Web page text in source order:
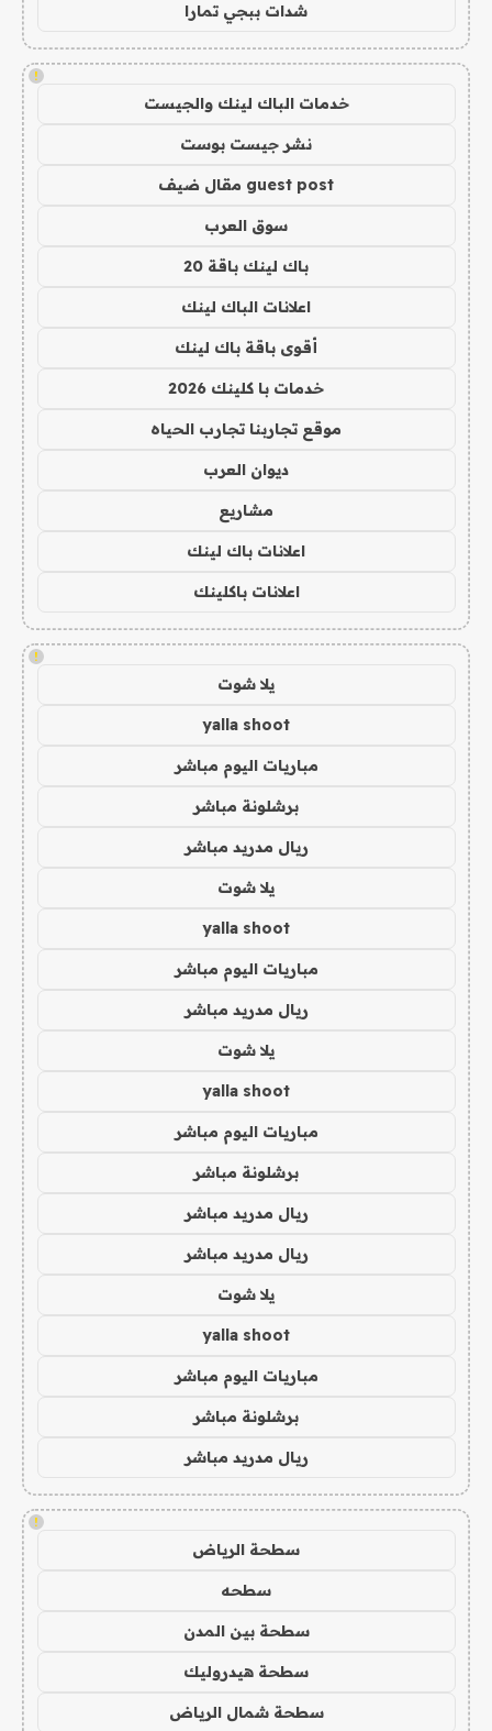
شدات ببجي تمارا
!
خدمات الباك لينك والجيست
نشر جيست بوست
guest post مقال ضيف
سوق العرب
باك لينك باقة 20
اعلانات الباك لينك
أقوى باقة باك لينك
خدمات با كلينك 2026
موقع تجاربنا تجارب الحياه
ديوان العرب
مشاريع
اعلانات باك لينك
اعلانات باكلينك
!
يلا شوت
yalla shoot
مباريات اليوم مباشر
برشلونة مباشر
ريال مدريد مباشر
يلا شوت
yalla shoot
مباريات اليوم مباشر
ريال مدريد مباشر
يلا شوت
yalla shoot
مباريات اليوم مباشر
برشلونة مباشر
ريال مدريد مباشر
ريال مدريد مباشر
يلا شوت
yalla shoot
مباريات اليوم مباشر
برشلونة مباشر
ريال مدريد مباشر
!
سطحة الرياض
سطحه
سطحة بين المدن
سطحة هيدروليك
سطحة شمال الرياض